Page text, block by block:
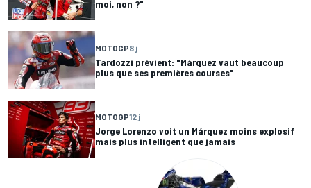
moi, non ?"
MOTOGP8 j
Tardozzi prévient: "Márquez vaut beaucoup
plus que ses premières courses"
MOTOGP12 j
Jorge Lorenzo voit un Márquez moins explosif
mais plus intelligent que jamais